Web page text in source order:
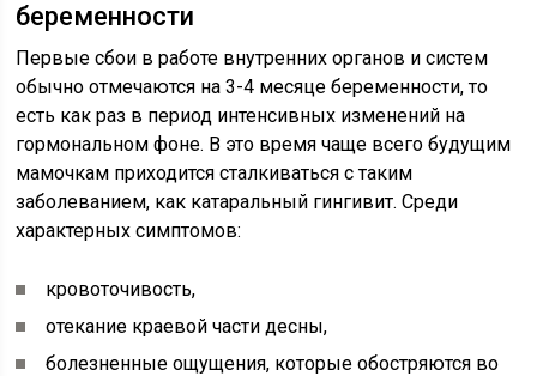
беременности
Первые сбои в работе внутренних органов и систем
обычно отмечаются на 3-4 месяце беременности, то
есть как раз в период интенсивных изменений на
гормональном фоне. В это время чаще всего будущим
мамочкам приходится сталкиваться с таким
заболеванием, как катаральный гингивит. Среди
характерных симптомов:
кровоточивость,
отекание краевой части десны,
болезненные ощущения, которые обостряются во